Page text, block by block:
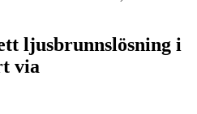
ljusbrunnslösning i
via